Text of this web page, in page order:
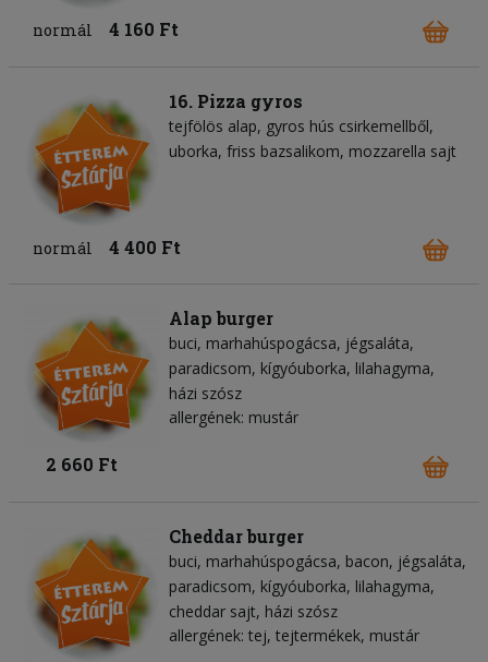
normál 4 160 Ft
16. Pizza gyros
tejfölös alap gyros hús csirkemellből
uborka friss bazsalikom mozzarella sajt
normál 4 400 Ft
Alap burger
buci marhahúspogácsa jégsaláta
paradicsom kígyóuborka lilahagyma
házi szósz
allergének: mustár
2 660 Ft
Cheddar burger
buci marhahúspogácsa bacon jégsaláta
paradicsom kígyóuborka lilahagyma
cheddar sajt házi szósz
allergének: tej, tejtermékek, mustár